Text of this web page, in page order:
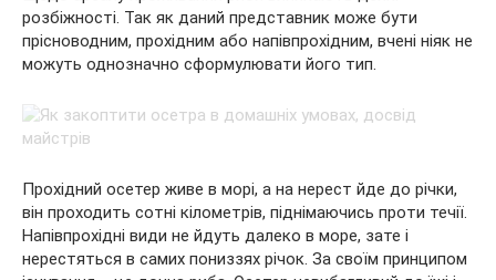
розбіжності. Так як даний представник може бути
прісноводним, прохідним або напівпрохідним, вчені ніяк не
можуть однозначно сформулювати його тип.
Прохідний осетер живе в морі, а на нерест йде до річки,
він проходить сотні кілометрів, піднімаючись проти течії.
Напівпрохідні види не йдуть далеко в море, зате і
нерестяться в самих пониззях річок. За своїм принципом